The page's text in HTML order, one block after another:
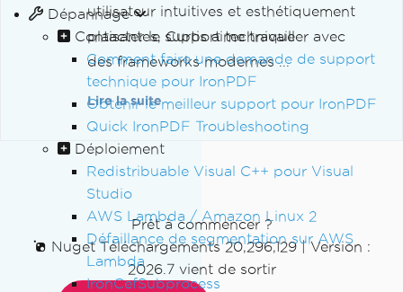
Dépannage
Contacter le support technique
Comment faire une demande de support
technique pour IronPDF
Obtenir le meilleur support pour IronPDF
Quick IronPDF Troubleshooting
Déploiement
Redistribuable Visual C++ pour Visual
Studio
AWS Lambda / Amazon Linux 2
Défaillance de segmentation sur AWS
Lambda
IronCefSubprocess
utilisateur intuitives et esthétiquement
plaisantes, Curtis aime travailler avec
des frameworks modernes ...
Lire la suite
Prêt à commencer ?
Nuget Téléchargements 20,296,129|Version :
2026.7 vient de sortir